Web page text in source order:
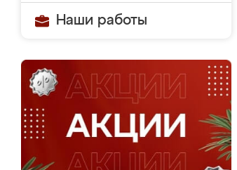
Наши работы